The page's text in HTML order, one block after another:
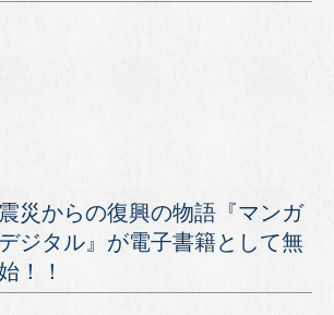
災からの復興の物語『マンガ
ジタル』が電子書籍として無
！！